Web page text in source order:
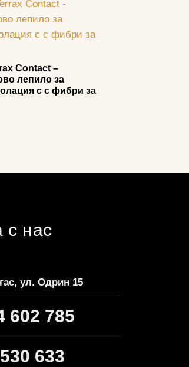
Contact –
лепило за
с с фибри за
с нас
ул. Одрин 15
602 785
633